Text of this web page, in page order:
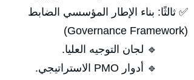
✅ ثالثًا: بناء الإطار المؤسسي الضابط
(Governance Framework)
🔹 لجان التوجيه العليا.
🔹 أدوار PMO الاستراتيجي.